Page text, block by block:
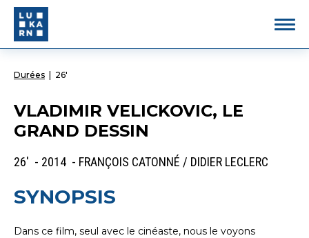
Durées 26'
VLADIMIR VELICKOVIC, LE
GRAND DESSIN
26' - 2014 - FRANÇOIS CATONNÉ / DIDIER LECLERC
SYNOPSIS
Dans ce film, seul avec le cinéaste, nous le voyons